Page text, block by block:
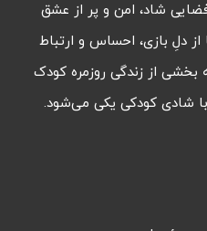
شاد، امن و پر از عشق
از دلِ بازی، احساس و ارتباط
بخشی از زندگی روزمره کودک
شادی کودکی یکی می‌شود.